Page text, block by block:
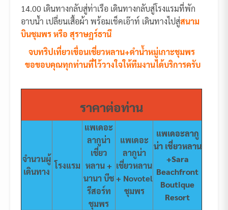
14.00 เดินทางกลับสู่ท่าเรือ เดินทางกลับสู่โรงแรมที่พัก
อาบน้ำ เปลี่ยนเสื้อผ้า พร้อมเช็คเอ๊าท์ เดินทางไปสู่สนาม
บินชุมพร หรือ สุราษฏร์ธานี
จบทริปเที่ยวเขื่อนเชี่ยวหลาน+ดำน้ำหมู่เกาะชุมพร
ขอขอบคุณทุกท่านที่ไว้วางใจให้ทีมงานได้บริการครับ
ราคาต่อท่าน
จำนวนผู้
เดินทาง
โรงแรม
แพเดอะ
ลากูน่า
เชี่ยว
หลาน +
นานา บีช
รีสอร์ท
ชุมพร
แพเดอะ
ลากูน่า
เชี่ยวหลาน
+ Novotel
ชุมพร
แพเดอะลากู
น่า เชี่ยวหลาน
+Sara
Beachfront
Boutique
Resort